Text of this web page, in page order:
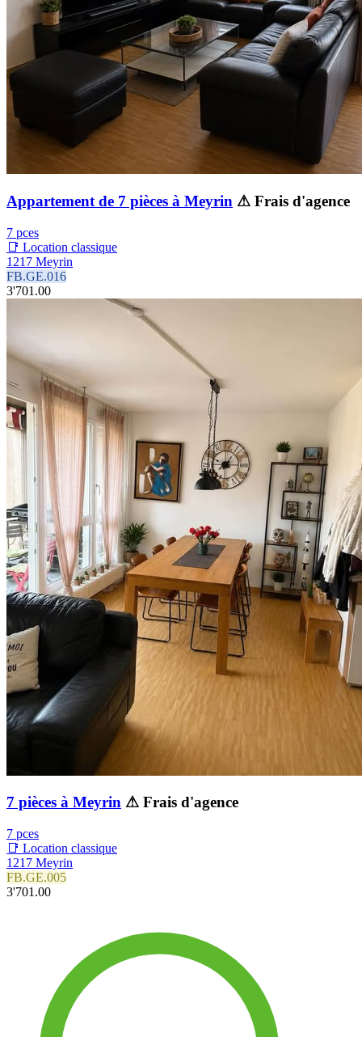
Appartement de 7 pièces à Meyrin ⚠ Frais d'agence
7 pces
📑 Location classique
1217 Meyrin
FB.GE.016
3'701.00
7 pièces à Meyrin ⚠ Frais d'agence
7 pces
📑 Location classique
1217 Meyrin
FB.GE.005
3'701.00